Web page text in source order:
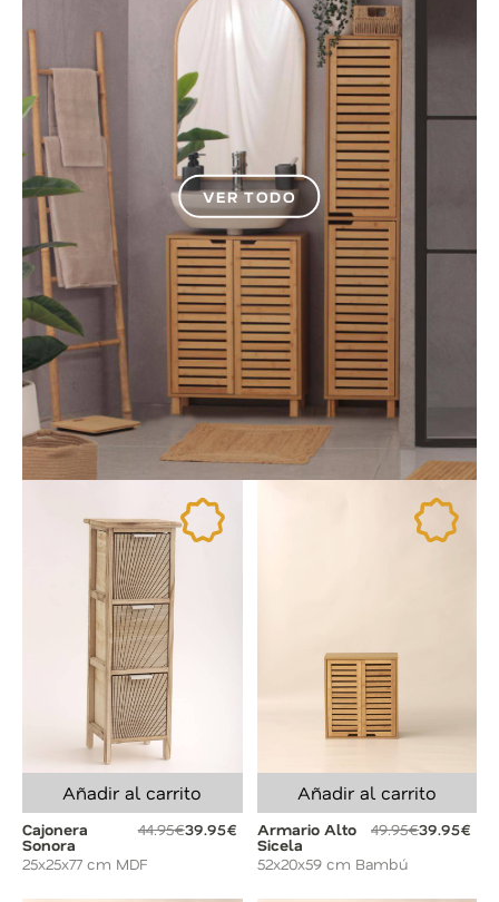
VER TODO
Añadir al carrito
Cajonera
Sonora
44.95€39.95€
25x25x77 cm MDF
Añadir al carrito
Armario Alto
Sicela
49.95€39.95€
52x20x59 cm Bambú